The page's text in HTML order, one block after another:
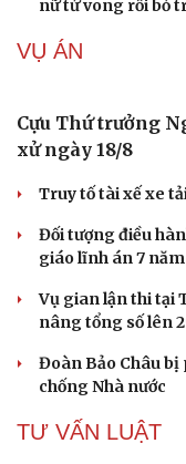
Cải chính
Công an Phương
ma túy
Nhóm thanh thiếu
sinh Bắc Ninh bị
Campuchia